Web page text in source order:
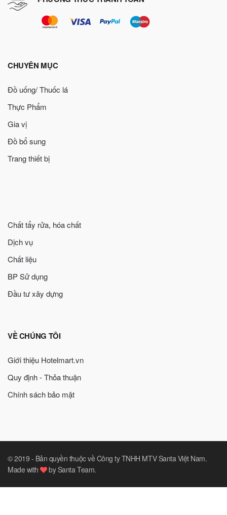
CHUYÊN MỤC
Đồ uống/ Thuốc lá
Thực Phẩm
Gia vị
Đồ bổ sung
Trang thiết bị
Chất tẩy rửa, hóa chất
Dịch vụ
Chất liệu
BP Sử dụng
Đầu tư xây dựng
VỀ CHÚNG TÔI
Giới thiệu Hotelmart.vn
Quy định - Thỏa thuận
Chính sách bảo mật
© 2019 - Bản quyền thuộc về Công ty TNHH MTV Santa Việt Nam.
Made with
by Santa Team.